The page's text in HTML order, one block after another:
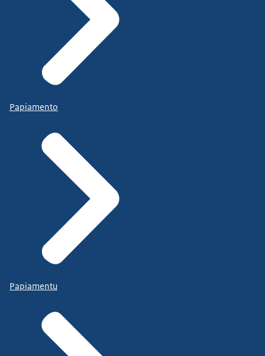
Papiamento
Papiamentu